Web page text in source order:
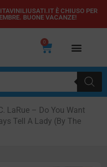
È CHIUSO PER
BUONE VACANZE!
0
Carrello
LaRue – Do You Want
Tell A Lady (By The